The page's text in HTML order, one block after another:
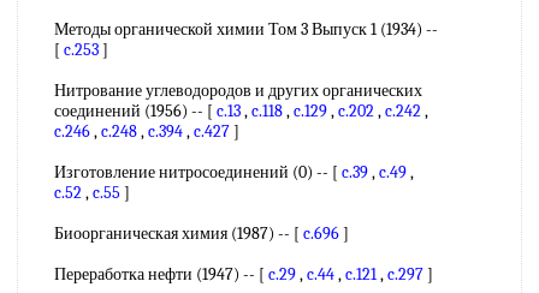
Методы органической химии Том 3 Выпуск 1 (1934) --
[ c.253]
Нитрование углеводородов и других органических
соединений (1956) -- [ c.13,c.118,c.129,c.202,c.242,
c.246,c.248,c.394,c.427]
Изготовление нитросоединений (0) -- [ c.39,c.49,
c.52,c.55 ]
Биоорганическая химия (1987) -- [ c.696]
Переработка нефти (1947) -- [ c.29,c.44,c.121,c.297]